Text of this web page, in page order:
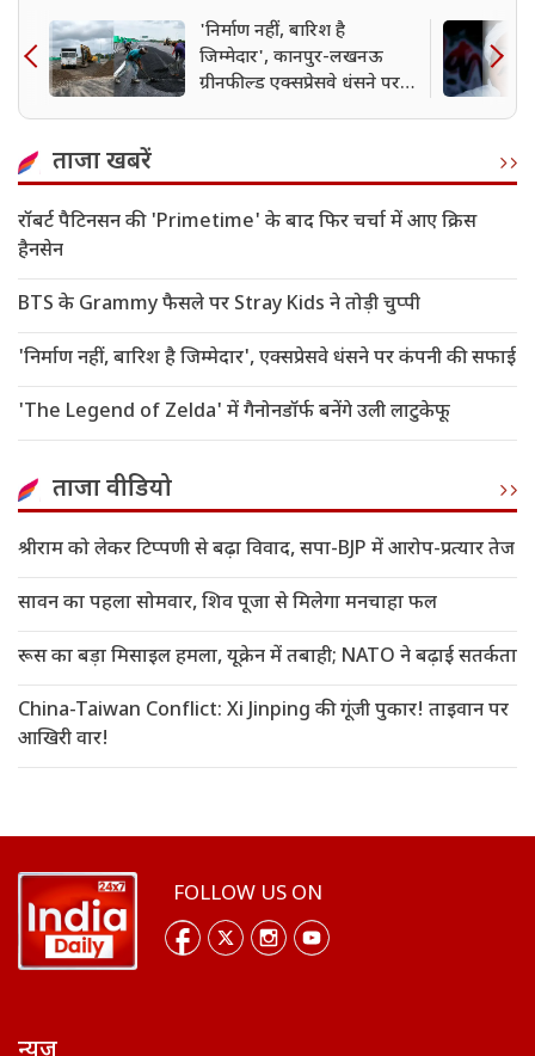
'निर्माण नहीं, बारिश है
जिम्मेदार', कानपुर-लखनऊ
ग्रीनफील्ड एक्सप्रेसवे धंसने पर
ताजा खबरें
रॉबर्ट पैटिनसन की 'Primetime' के बाद फिर चर्चा में आए क्रिस
हैनसेन
BTS के Grammy फैसले पर Stray Kids ने तोड़ी चुप्पी
'निर्माण नहीं, बारिश है जिम्मेदार', एक्सप्रेसवे धंसने पर कंपनी की सफाई
'The Legend of Zelda' में गैनोनडॉर्फ बनेंगे उली लाटुकेफू
ताजा वीडियो
श्रीराम को लेकर टिप्पणी से बढ़ा विवाद, सपा-BJP में आरोप-प्रत्यार तेज
सावन का पहला सोमवार, शिव पूजा से मिलेगा मनचाहा फल
रूस का बड़ा मिसाइल हमला, यूक्रेन में तबाही; NATO ने बढ़ाई सतर्कता
China-Taiwan Conflict: Xi Jinping की गूंजी पुकार! ताइवान पर
आखिरी वार!
FOLLOW US ON